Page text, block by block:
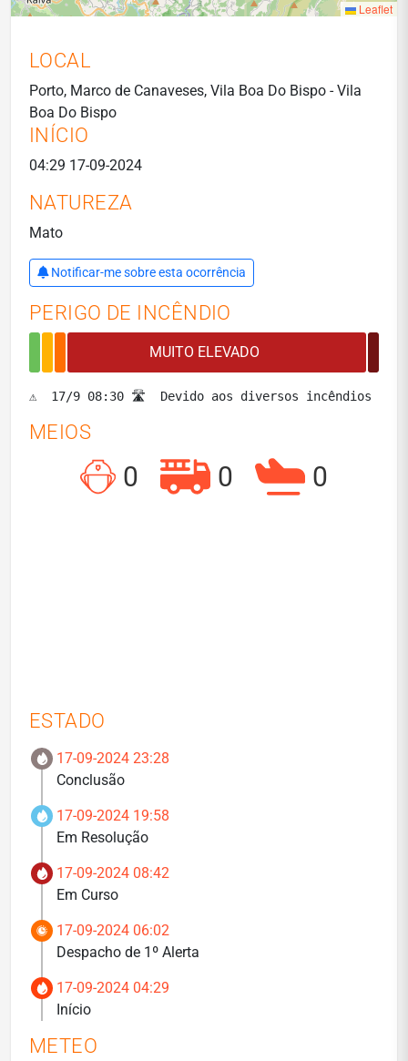
Leaflet
LOCAL
Porto, Marco de Canaveses, Vila Boa Do Bispo - Vila
Boa Do Bispo
INÍCIO
04:29 17-09-2024
NATUREZA
Mato
Notificar-me sobre esta ocorrência
PERIGO DE INCÊNDIO
⚠️  17/9 08:30 🛣️  Devido aos diversos incêndios as
MEIOS
0 0 0
ESTADO
17-09-2024 23:28
Conclusão
17-09-2024 19:58
Em Resolução
17-09-2024 08:42
Em Curso
17-09-2024 06:02
Despacho de 1º Alerta
17-09-2024 04:29
Início
METEO